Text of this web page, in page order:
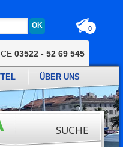
0
03522 - 52 69 545
ÜBER UNS
SUCHE